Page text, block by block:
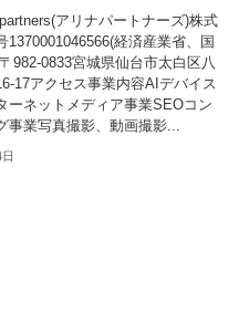
アリナパートナーズ)株式
1370001046566(経済産業省、国
982-0833宮城県仙台市太白区八
17アクセス事業内容AIデバイス
ーネットメディア事業SEOコン
事業写真撮影、動画撮影...